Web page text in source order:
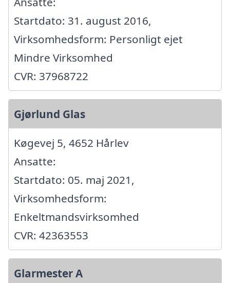
Startdato: 31. august 2016,
Virksomhedsform: Personligt ejet
Mindre Virksomhed
CVR: 37968722
Gjørlund Glas
Køgevej 5, 4652 Hårlev
Ansatte:
Startdato: 05. maj 2021,
Virksomhedsform:
Enkeltmandsvirksomhed
CVR: 42363553
Glarmester A